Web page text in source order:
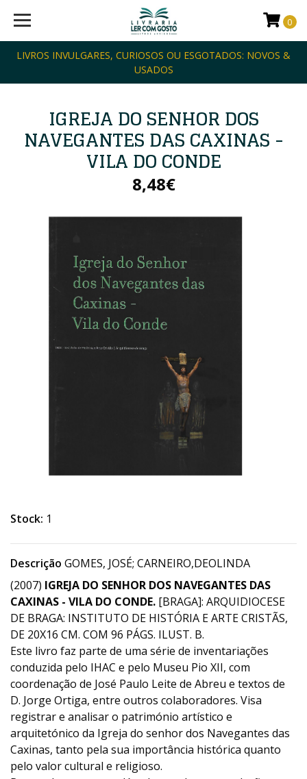
LIVROS INVULGARES, CURIOSOS OU ESGOTADOS: NOVOS &
USADOS
0
IGREJA DO SENHOR DOS
NAVEGANTES DAS CAXINAS -
VILA DO CONDE
8,48€
Stock: 1
Descrição GOMES, JOSÉ; CARNEIRO,DEOLINDA
(2007) IGREJA DO SENHOR DOS NAVEGANTES DAS
CAXINAS - VILA DO CONDE. [BRAGA]: ARQUIDIOCESE
DE BRAGA: INSTITUTO DE HISTÓRIA E ARTE CRISTÃS,
DE 20X16 CM. COM 96 PÁGS. ILUST. B.
Este livro faz parte de uma série de inventariações
conduzida pelo IHAC e pelo Museu Pio XII, com
coordenação de José Paulo Leite de Abreu e textos de
D. Jorge Ortiga, entre outros colaboradores. Visa
registrar e analisar o património artístico e
arquitetónico da Igreja do senhor dos Navegantes das
Caxinas, tanto pela sua importância histórica quanto
pelo valor cultural e religioso.